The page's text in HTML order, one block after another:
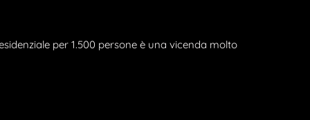
per 1.500 persone è una vicenda molto